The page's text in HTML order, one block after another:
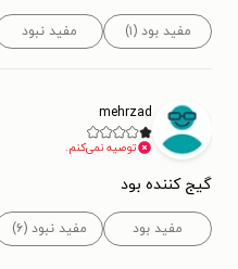
مفید بود (۱) مفید نبود
mehrzad
توصیه نمی‌کنم.
گیج کننده بود
مفید بود مفید نبود (۶)